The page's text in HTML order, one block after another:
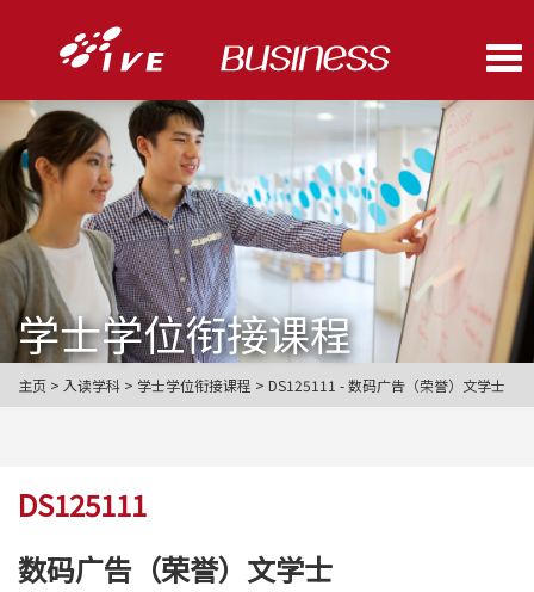
学士学位衔接课程
主页 > 入读学科 > 学士学位衔接课程 > DS125111 - 数码广告（荣誉）文学士
DS125111
数码广告（荣誉）文学士